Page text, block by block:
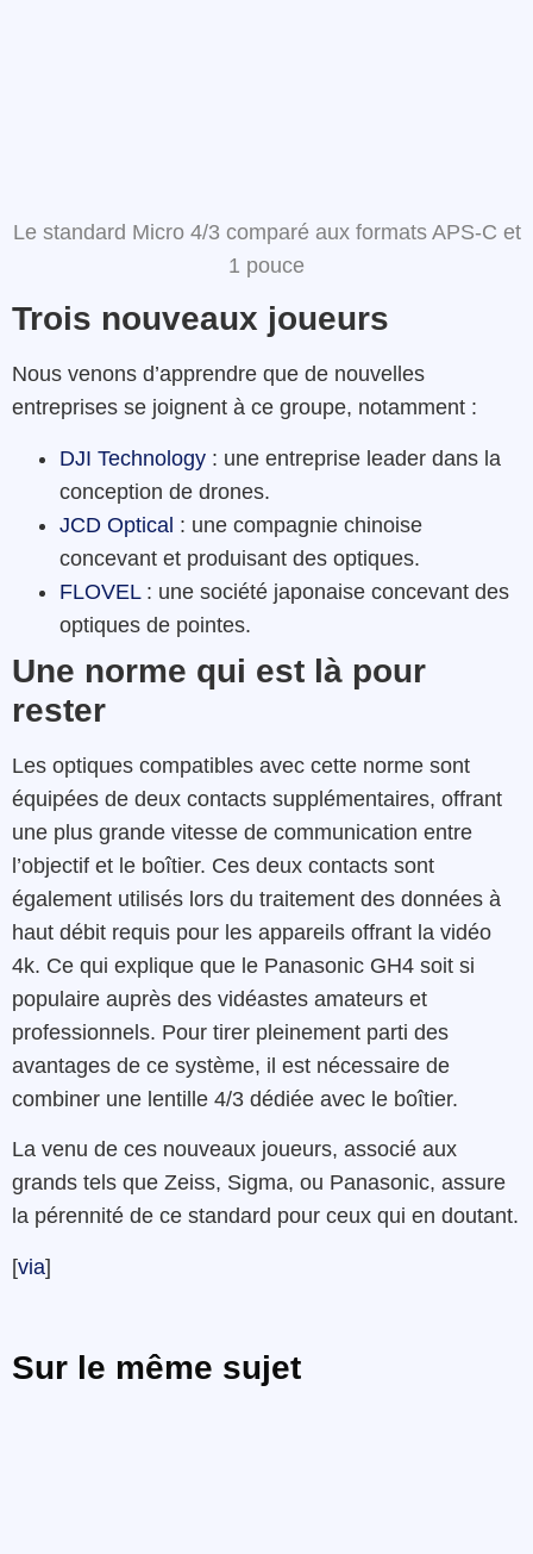
Le standard Micro 4/3 comparé aux formats APS-C et
1 pouce
Trois nouveaux joueurs
Nous venons d’apprendre que de nouvelles
entreprises se joignent à ce groupe, notamment :
DJI Technology : une entreprise leader dans la
conception de drones.
JCD Optical : une compagnie chinoise
concevant et produisant des optiques.
FLOVEL: une société japonaise concevant des
optiques de pointes.
Une norme qui est là pour
rester
Les optiques compatibles avec cette norme sont
équipées de deux contacts supplémentaires, offrant
une plus grande vitesse de communication entre
l’objectif et le boîtier. Ces deux contacts sont
également utilisés lors du traitement des données à
haut débit requis pour les appareils offrant la vidéo
4k. Ce qui explique que le Panasonic GH4 soit si
populaire auprès des vidéastes amateurs et
professionnels. Pour tirer pleinement parti des
avantages de ce système, il est nécessaire de
combiner une lentille 4/3 dédiée avec le boîtier.
La venu de ces nouveaux joueurs, associé aux
grands tels que Zeiss, Sigma, ou Panasonic, assure
la pérennité de ce standard pour ceux qui en doutant.
[via]
Sur le même sujet